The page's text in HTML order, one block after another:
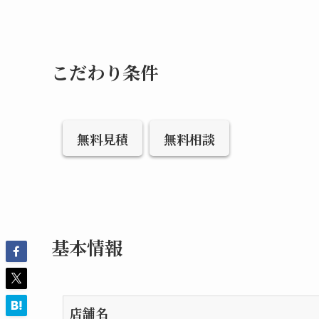
こだわり条件
無料見積 無料相談
基本情報
店舗名